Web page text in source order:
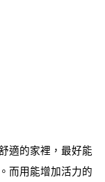
適的家裡，最好能
而用能增加活力的